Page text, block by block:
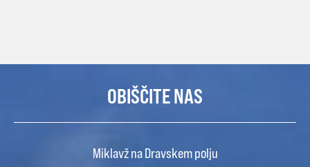
OBIŠČITE NAS
Miklavž na Dravskem polju